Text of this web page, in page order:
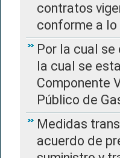
contratos
conforme a lo
Por la cual se
la cual se
Componente
Público de
Medidas
acuerdo de